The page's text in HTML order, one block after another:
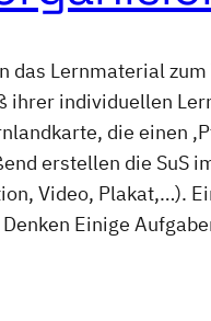
das Lernmaterial
ihrer individuellen
die einen
erstellen die SuS
Video, Plakat,…).
Einige